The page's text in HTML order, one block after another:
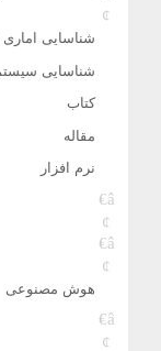
شناسایی اماری
شناسایی
کتاب
مقاله
نرم افزار
هوش مصنوعی